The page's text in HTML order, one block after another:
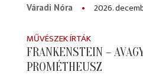
Váradi Nóra
2026.
MŰVÉSZEK ÍRTÁK
FRANKENSTEIN –
PROMÉTHEUSZ